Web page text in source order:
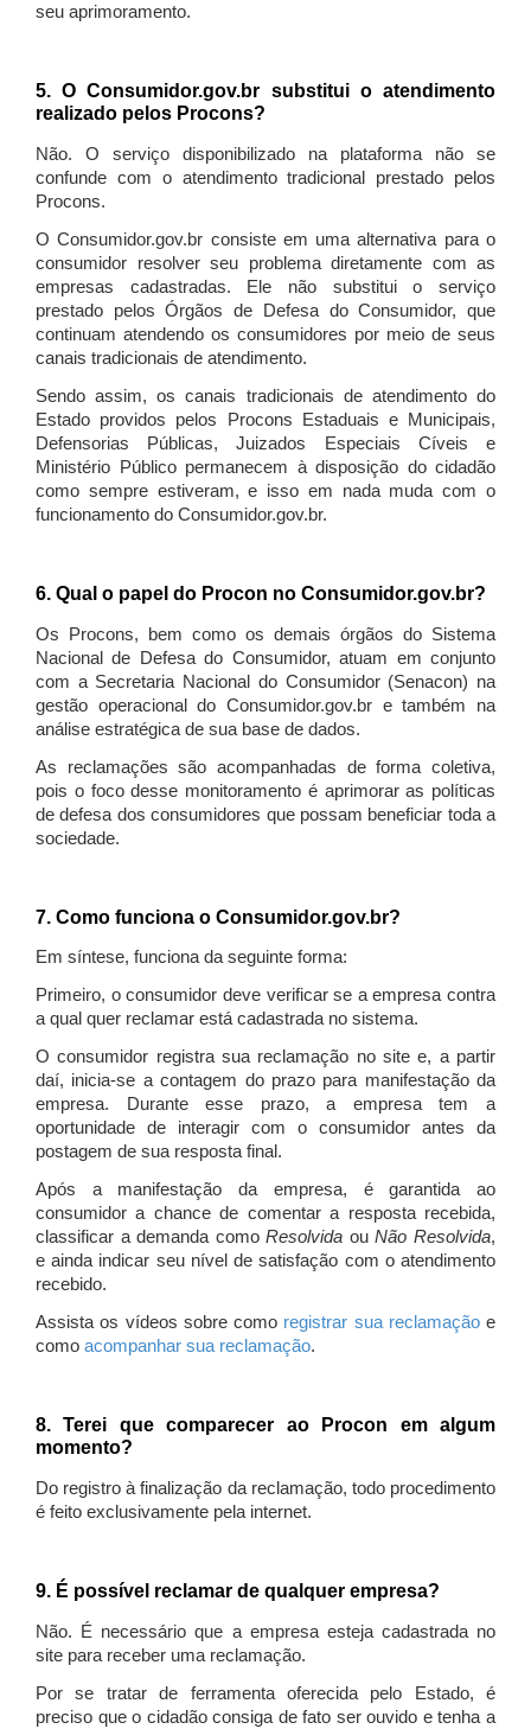
seu aprimoramento.
5. O Consumidor.gov.br substitui o atendimento
realizado pelos Procons?
Não. O serviço disponibilizado na plataforma não se
confunde com o atendimento tradicional prestado pelos
Procons.
O Consumidor.gov.br consiste em uma alternativa para o
consumidor resolver seu problema diretamente com as
empresas cadastradas. Ele não substitui o serviço
prestado pelos Órgãos de Defesa do Consumidor, que
continuam atendendo os consumidores por meio de seus
canais tradicionais de atendimento.
Sendo assim, os canais tradicionais de atendimento do
Estado providos pelos Procons Estaduais e Municipais,
Defensorias Públicas, Juizados Especiais Cíveis e
Ministério Público permanecem à disposição do cidadão
como sempre estiveram, e isso em nada muda com o
funcionamento do Consumidor.gov.br.
6. Qual o papel do Procon no Consumidor.gov.br?
Os Procons, bem como os demais órgãos do Sistema
Nacional de Defesa do Consumidor, atuam em conjunto
com a Secretaria Nacional do Consumidor (Senacon) na
gestão operacional do Consumidor.gov.br e também na
análise estratégica de sua base de dados.
As reclamações são acompanhadas de forma coletiva,
pois o foco desse monitoramento é aprimorar as políticas
de defesa dos consumidores que possam beneficiar toda a
sociedade.
7. Como funciona o Consumidor.gov.br?
Em síntese, funciona da seguinte forma:
Primeiro, o consumidor deve verificar se a empresa contra
a qual quer reclamar está cadastrada no sistema.
O consumidor registra sua reclamação no site e, a partir
daí, inicia-se a contagem do prazo para manifestação da
empresa. Durante esse prazo, a empresa tem a
oportunidade de interagir com o consumidor antes da
postagem de sua resposta final.
Após a manifestação da empresa, é garantida ao
consumidor a chance de comentar a resposta recebida,
classificar a demanda comoResolvida ouNão Resolvida,
e ainda indicar seu nível de satisfação com o atendimento
recebido.
Assista os vídeos sobre como registrar sua reclamaçãoe
como acompanhar sua reclamação.
8. Terei que comparecer ao Procon em algum
momento?
Do registro à finalização da reclamação, todo procedimento
é feito exclusivamente pela internet.
9. É possível reclamar de qualquer empresa?
Não. É necessário que a empresa esteja cadastrada no
site para receber uma reclamação.
Por se tratar de ferramenta oferecida pelo Estado, é
preciso que o cidadão consiga de fato ser ouvido e tenha a